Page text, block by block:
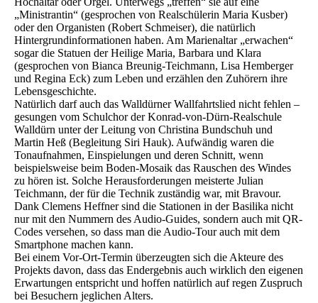
„Ministrantin“ (gesprochen von Realschülerin Maria Kusber)
oder den Organisten (Robert Schmeiser), die natürlich
Hintergrundinformationen haben. Am Marienaltar „erwachen“
sogar die Statuen der Heilige Maria, Barbara und Klara
(gesprochen von Bianca Breunig-Teichmann, Lisa Hemberger
und Regina Eck) zum Leben und erzählen den Zuhörern ihre
Lebensgeschichte.
Natürlich darf auch das Walldürner Wallfahrtslied nicht fehlen –
gesungen vom Schulchor der Konrad-von-Dürn-Realschule
Walldürn unter der Leitung von Christina Bundschuh und
Martin Heß (Begleitung Siri Hauk). Aufwändig waren die
Tonaufnahmen, Einspielungen und deren Schnitt, wenn
beispielsweise beim Boden-Mosaik das Rauschen des Windes
zu hören ist. Solche Herausforderungen meisterte Julian
Teichmann, der für die Technik zuständig war, mit Bravour.
Dank Clemens Heffner sind die Stationen in der Basilika nicht
nur mit den Nummern des Audio-Guides, sondern auch mit QR-
Codes versehen, so dass man die Audio-Tour auch mit dem
Smartphone machen kann.
Bei einem Vor-Ort-Termin überzeugten sich die Akteure des
Projekts davon, dass das Endergebnis auch wirklich den eigenen
Erwartungen entspricht und hoffen natürlich auf regen Zuspruch
bei Besuchern jeglichen Alters.